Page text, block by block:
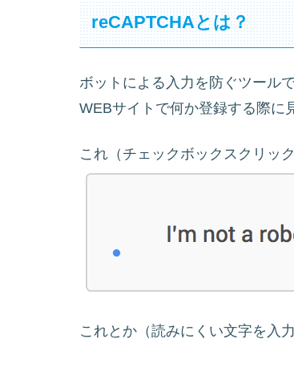
reCAPTCHAとは？
ボットによる入力を防ぐツール
WEBサイトで何か登録する際に
これ（チェックボックスクリッ
これとか（読みにくい文字を入力